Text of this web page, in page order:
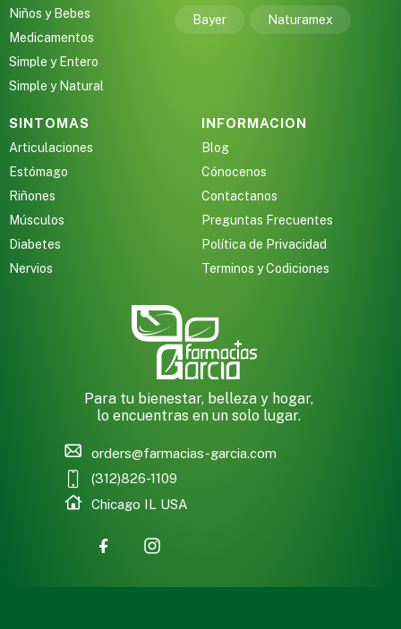
Niños y Bebes
Medicamentos
Simple y Entero
Simple y Natural
Bayer Naturamex
SINTOMAS
Articulaciones
Estómago
Riñones
Músculos
Diabetes
Nervios
INFORMACION
Blog
Cónocenos
Contactanos
Preguntas Frecuentes
Política de Privacidad
Terminos y Codiciones
Para tu bienestar, belleza y hogar,
lo encuentras en un solo lugar.
orders@farmacias-garcia.com
(312)826-1109
Chicago IL USA